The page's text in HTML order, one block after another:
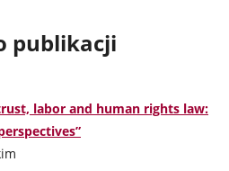
publikacji
labor and human rights law: